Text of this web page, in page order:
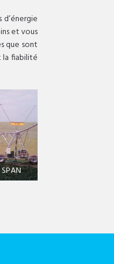
et vous
que sont
la fiabilité